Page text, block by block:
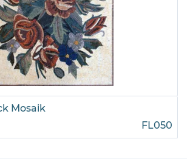
Mosaik
FL050